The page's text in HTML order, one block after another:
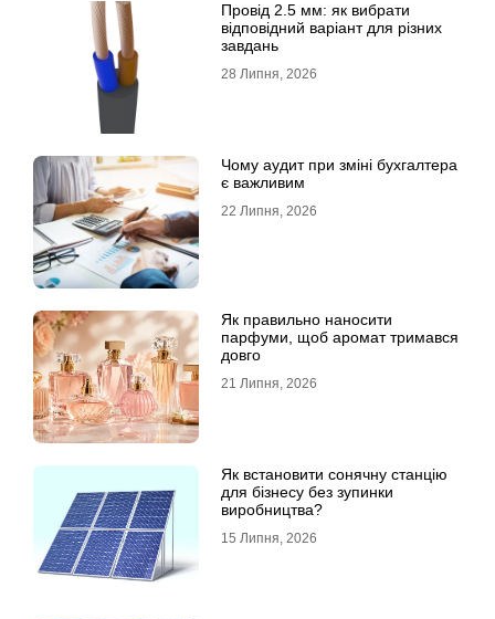
Провід 2.5 мм: як вибрати
відповідний варіант для різних
завдань
28 Липня, 2026
Чому аудит при зміні бухгалтера
є важливим
22 Липня, 2026
Як правильно наносити
парфуми, щоб аромат тримався
довго
21 Липня, 2026
Як встановити сонячну станцію
для бізнесу без зупинки
виробництва?
15 Липня, 2026